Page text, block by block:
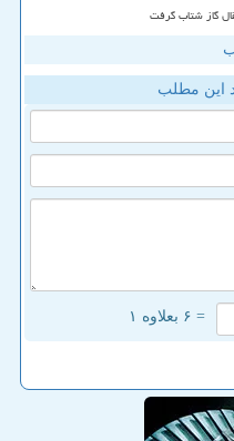
این مطلب
= ۶ بعلاوه ۱